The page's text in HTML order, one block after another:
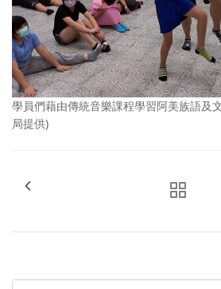
學員們藉由傳統音樂課程學習阿美族語及
局提供)